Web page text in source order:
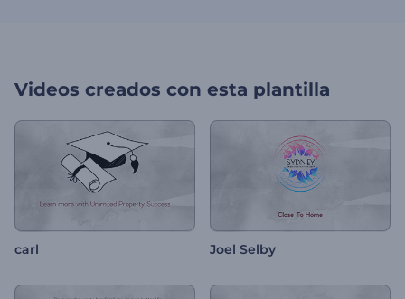
Videos creados con esta plantilla
carl Joel Selby